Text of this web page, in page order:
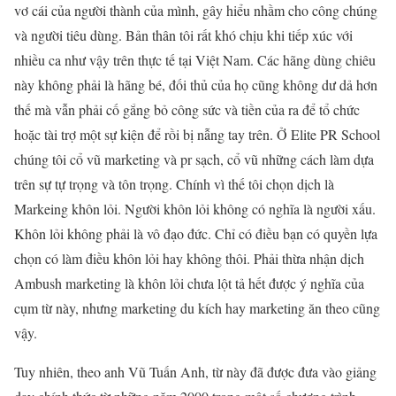
vơ cái của người thành của mình, gây hiểu nhầm cho công chúng
và người tiêu dùng. Bản thân tôi rất khó chịu khi tiếp xúc với
nhiều ca như vậy trên thực tế tại Việt Nam. Các hãng dùng chiêu
này không phải là hãng bé, đối thủ của họ cũng không dư dả hơn
thế mà vẫn phải cố gắng bỏ công sức và tiền của ra để tổ chức
hoặc tài trợ một sự kiện để rồi bị nẫng tay trên. Ở Elite PR School
chúng tôi cổ vũ marketing và pr sạch, cổ vũ những cách làm dựa
trên sự tự trọng và tôn trọng. Chính vì thế tôi chọn dịch là
Markeing khôn lỏi. Người khôn lỏi không có nghĩa là người xấu.
Khôn lỏi không phải là vô đạo đức. Chỉ có điều bạn có quyền lựa
chọn có làm điều khôn lỏi hay không thôi. Phải thừa nhận dịch
Ambush marketing là khôn lỏi chưa lột tả hết được ý nghĩa của
cụm từ này, nhưng marketing du kích hay marketing ăn theo cũng
vậy.
Tuy nhiên, theo anh Vũ Tuấn Anh, từ này đã được đưa vào giảng